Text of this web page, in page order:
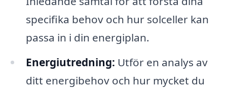
specifika behov och hur solceller kan
passa in i din energiplan.
Energiutredning: Utför en analys av
ditt energibehov och hur mycket du